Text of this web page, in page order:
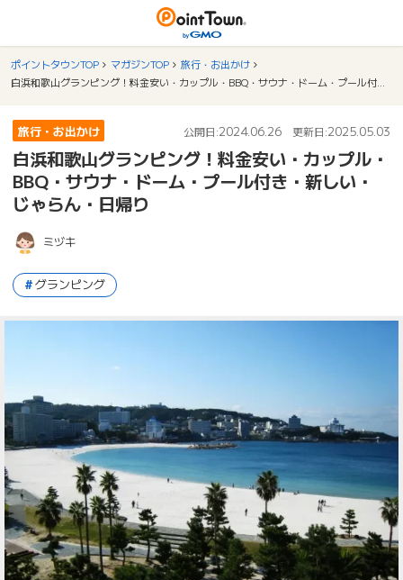
ポイントタウンTOP マガジンTOP
旅行・お出かけ
旅行・お出かけ 公開日:2024.06.26 更新日:2025.05.03
白浜和歌山グランピング！料金安い・カップル・
BBQ・サウナ・ドーム・プール付き・新しい・
じゃらん・日帰り
ミヅキ
グランピング